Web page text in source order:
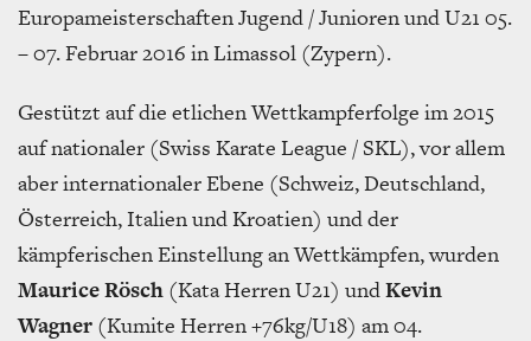
Europameisterschaften Jugend / Junioren und U21 05.
– 07. Februar 2016 in Limassol (Zypern).
Gestützt auf die etlichen Wettkampferfolge im 2015
auf nationaler (Swiss Karate League / SKL), vor allem
aber internationaler Ebene (Schweiz, Deutschland,
Österreich, Italien und Kroatien) und der
kämpferischen Einstellung an Wettkämpfen, wurden
Maurice Rösch (Kata Herren U21) undKevin
Wagner (Kumite Herren +76kg/U18) am 04.